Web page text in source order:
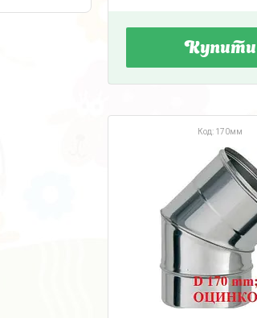
Купити
170мм